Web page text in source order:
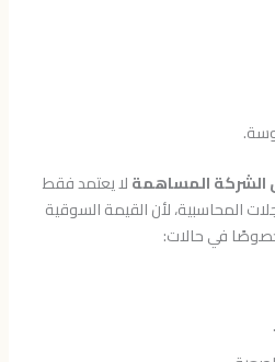
الشركة المساهمةلا يعتمد فقط
المحاسبية، لأن القيمة السوقية
في حالات: